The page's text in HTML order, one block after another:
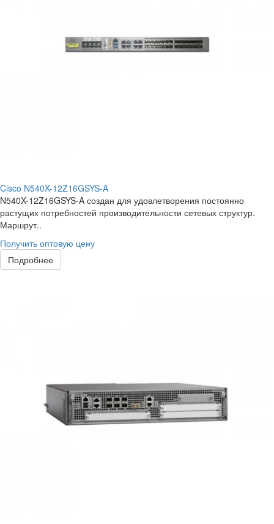
Cisco N540X-12Z16GSYS-A
N540X-12Z16GSYS-A создан для удовлетворения постоянно
растущих потребностей производительности сетевых структур.
Маршрут..
Получить оптовую цену
Подробнее